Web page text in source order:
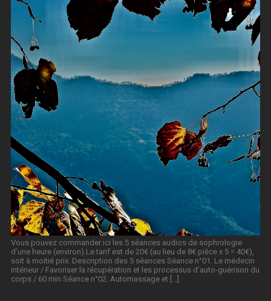
Vous pouvez commander ici les 5 séances audios de sophrologie
d’une heure (environ).Le tarif est de 20€ (au lieu de 8€ pièce x 5 = 40€),
soit à moitié prix. Description des 5 séances Séance n°01. Le médecin
intérieur / Favoriser la récupération et les processus d’auto-guérison du
corps / 60 min Séance n°02. Automassage et […]